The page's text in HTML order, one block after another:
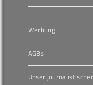
Werbung
AGBs
Unser journalistischer